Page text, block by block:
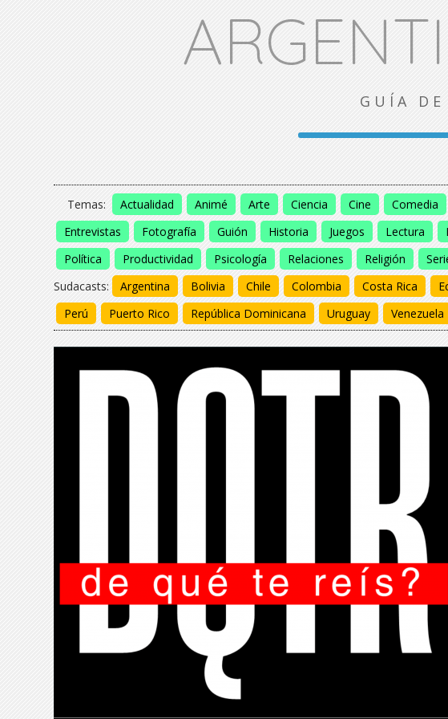
GUÍA
Temas: Actualidad Animé Arte Ciencia Cine Comedia
Entrevistas
Fotografía Guión Historia Juegos Lectura
Política
Productividad Psicología Relaciones Religión
Sudacasts:
Argentina Bolivia Chile Colombia Costa Rica
Perú
Puerto Rico República Dominicana Uruguay Venezuela